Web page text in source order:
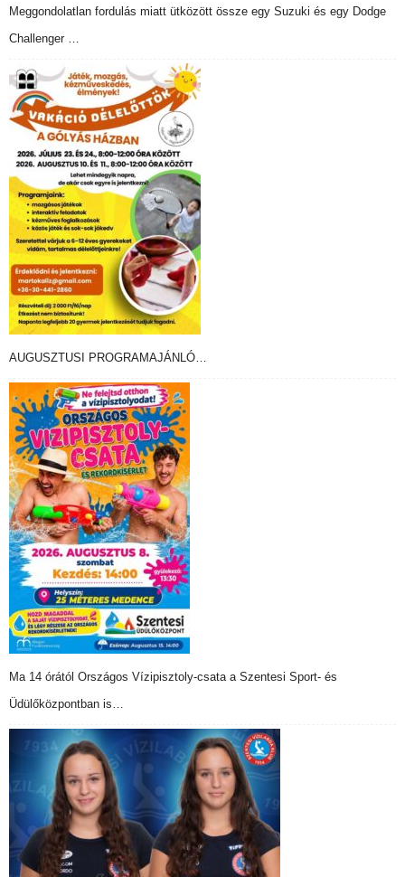
Meggondolatlan fordulás miatt ütközött össze egy Suzuki és egy Dodge
Challenger …
AUGUSZTUSI PROGRAMAJÁNLÓ…
Ma 14 órától Országos Vízipisztoly-csata a Szentesi Sport- és
Üdülőközpontban is…